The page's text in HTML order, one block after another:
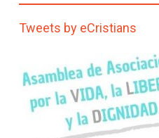
Tweets by eCristians